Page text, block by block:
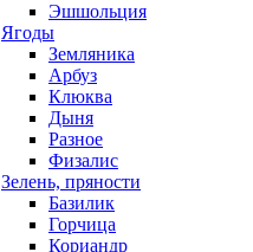
Эшшольция
Ягоды
Земляника
Арбуз
Клюква
Дыня
Разное
Физалис
Зелень, пряности
Базилик
Горчица
Кориандр